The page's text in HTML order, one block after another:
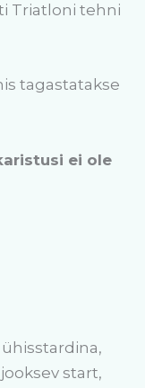
Triatloni tehni
tagastatakse
ei ole
ühisstardina,
start,